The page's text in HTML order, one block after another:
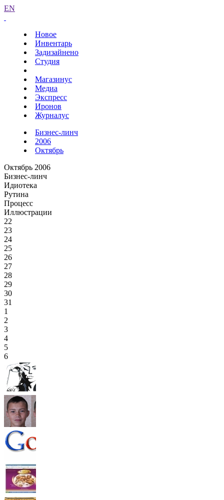
EN
Новое
Инвентарь
Задизайнено
Студия
Магазинус
Медиа
Экспресс
Иронов
Журналус
Бизнес-линч
2006
Октябрь
Октябрь 2006
Бизнес-линч
Идиотека
Рутина
Процесс
Иллюстрации
22
23
24
25
26
27
28
29
30
31
1
2
3
4
5
6